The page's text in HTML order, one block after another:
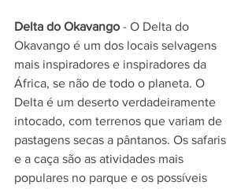
Delta do Okavango - O Delta do
Okavango é um dos locais selvagens
mais inspiradores e inspiradores da
África, se não de todo o planeta. O
Delta é um deserto verdadeiramente
intocado, com terrenos que variam de
pastagens secas a pântanos. Os safaris
e a caça são as atividades mais
populares no parque e os possíveis